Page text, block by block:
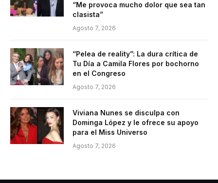
“Me provoca mucho dolor que sea tan
clasista”
Agosto 7, 2026
“Pelea de reality”: La dura crítica de
Tu Día a Camila Flores por bochorno
en el Congreso
Agosto 7, 2026
Viviana Nunes se disculpa con
Dominga López y le ofrece su apoyo
para el Miss Universo
Agosto 7, 2026